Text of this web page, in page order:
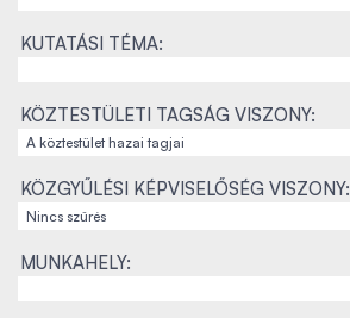
KUTATÁSI TÉMA:
KÖZTESTÜLETI TAGSÁG VISZONY:
KÖZGYŰLÉSI KÉPVISELŐSÉG VISZONY:
MUNKAHELY: